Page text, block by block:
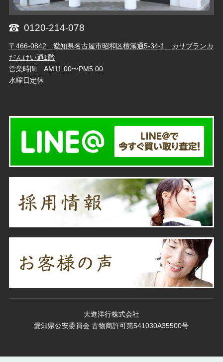
0120-214-078
〒466-0842 愛知県名古屋市昭和区檀溪通5-34-1 カサブランカ
だんけい通1階
営業時間 AM11:00〜PM5:00
水曜日定休
大進洋行株式会社
愛知県公安委員会 古物商許可第541030A35500号